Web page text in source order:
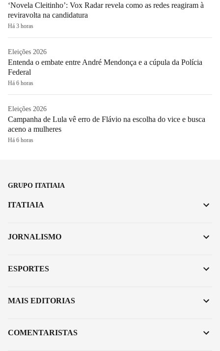
‘Novela Cleitinho’: Vox Radar revela como as redes reagiram à
reviravolta na candidatura
Há 3 horas
Eleições 2026
Entenda o embate entre André Mendonça e a cúpula da Polícia
Federal
Há 6 horas
Eleições 2026
Campanha de Lula vê erro de Flávio na escolha do vice e busca
aceno a mulheres
Há 6 horas
GRUPO ITATIAIA
ITATIAIA
JORNALISMO
ESPORTES
MAIS EDITORIAS
COMENTARISTAS